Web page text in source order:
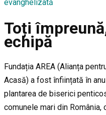
evanghelizată
Toți
echipă
Fundația AREA (Alianța
Acasă) a fost înființată în
plantarea de biserici
comunele mari din